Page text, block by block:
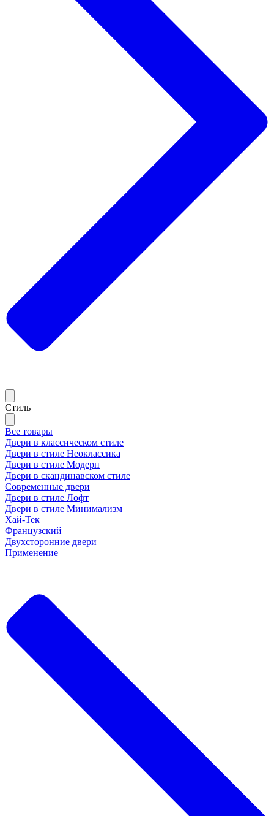
Стиль
Все товары
Двери в классическом стиле
Двери в стиле Неоклассика
Двери в стиле Модерн
Двери в скандинавском стиле
Современные двери
Двери в стиле Лофт
Двери в стиле Минимализм
Хай-Тек
Французский
Двухсторонние двери
Применение